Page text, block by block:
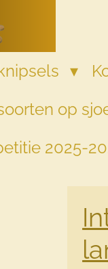
op
2025-